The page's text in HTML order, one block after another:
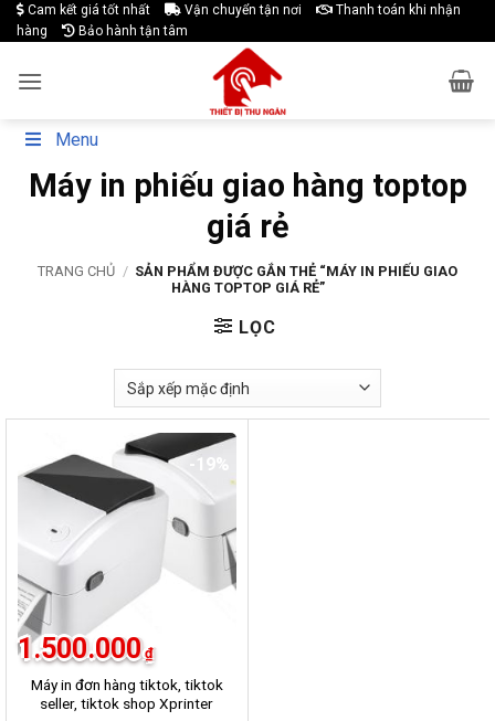
Skip
to
Cam kết giá tốt nhất Vận chuyển tận nơi
Thanh toán khi nhận
hàng
Bảo hành tận tâm
Menu
Máy in phiếu giao hàng toptop
giá rẻ
TRANG CHỦ / SẢN PHẨM ĐƯỢC GẮN THẺ “MÁY IN PHIẾU GIAO
HÀNG TOPTOP GIÁ RẺ”
LỌC
-19%
Máy in đơn hàng tiktok, tiktok
seller, tiktok shop Xprinter
1.500.000 ₫